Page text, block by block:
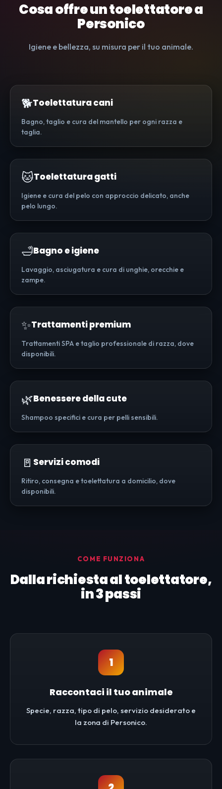
Cosa offre un toelettatore a
Personico
Igiene e bellezza, su misura per il tuo animale.
🐕Toelettatura cani
Bagno, taglio e cura del mantello per ogni razza e
taglia.
🐱Toelettatura gatti
Igiene e cura del pelo con approccio delicato, anche
pelo lungo.
🛁Bagno e igiene
Lavaggio, asciugatura e cura di unghie, orecchie e
zampe.
✨Trattamenti premium
Trattamenti SPA e taglio professionale di razza, dove
disponibili.
🌿Benessere della cute
Shampoo specifici e cura per pelli sensibili.
🚪 Servizi comodi
Ritiro, consegna e toelettatura a domicilio, dove
disponibili.
COME FUNZIONA
Dalla richiesta al toelettatore,
in 3 passi
1
Raccontaci il tuo animale
Specie, razza, tipo di pelo, servizio desiderato e
la zona di Personico.